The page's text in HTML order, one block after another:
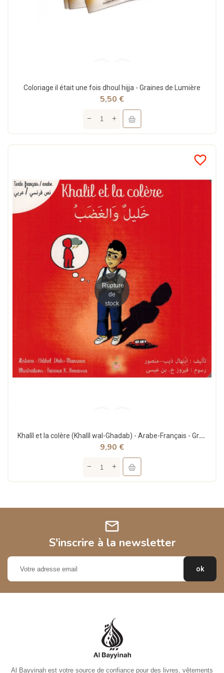
Coloriage il était une fois dhoul hijja - Graines de Lumière
5,50 €
favorite_border
Rupture
de
stock
Khalîl et la colère (Khalîl wal-Ghadab) - Arabe-Français - Graines de Lumière
9,90 €
mail
S'inscrire à la newsletter
Al Bayyinah est votre source de confiance pour des livres, vêtements